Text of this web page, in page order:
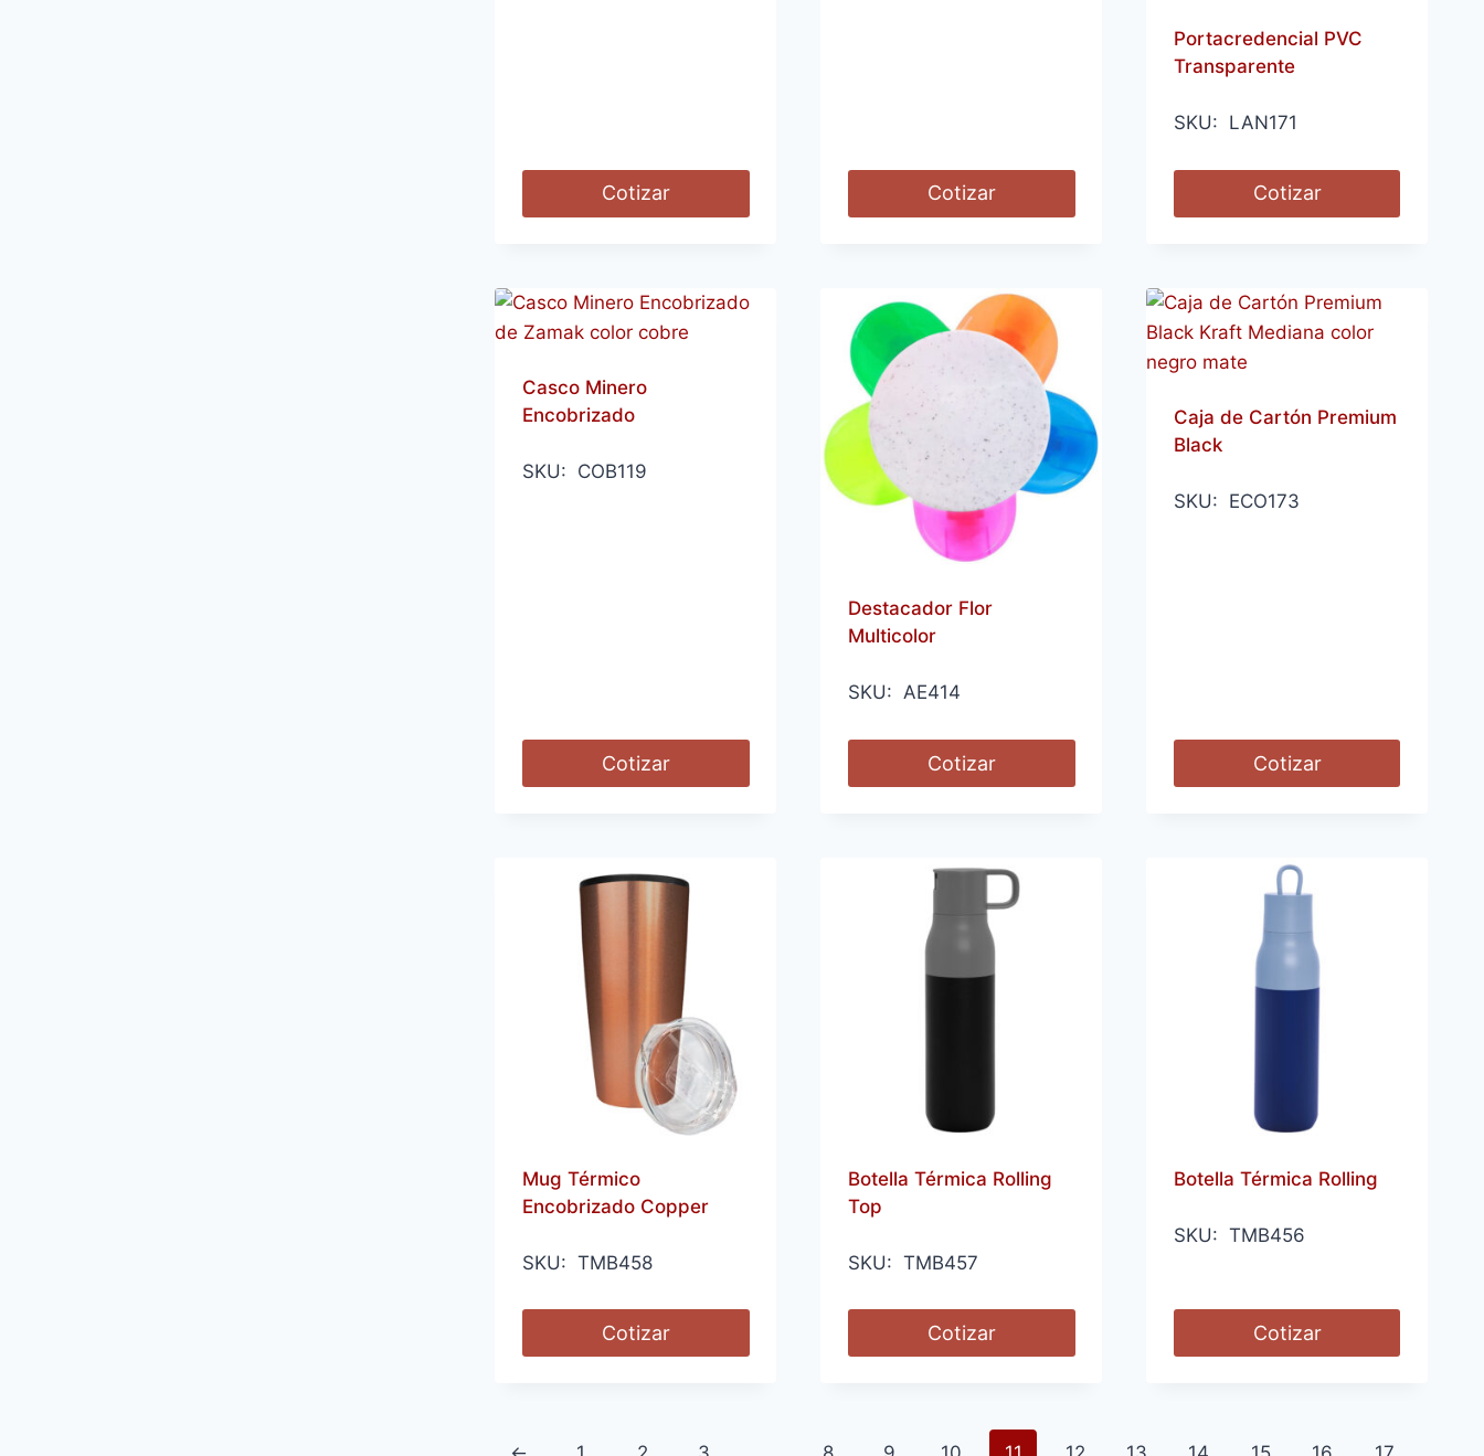
Cotizar Cotizar
Portacredencial PVC
Transparente
SKU: LAN171
Cotizar
Casco Minero
Encobrizado
SKU: COB119
Cotizar
Destacador Flor
Multicolor
SKU: AE414
Cotizar
Caja de Cartón Premium
Black
SKU: ECO173
Cotizar
Mug Térmico
Encobrizado Copper
SKU: TMB458
Cotizar
Botella Térmica Rolling
Top
SKU: TMB457
Cotizar
Botella Térmica Rolling
SKU: TMB456
Cotizar